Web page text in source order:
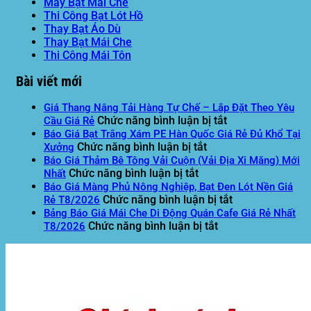
Thi Công Bạt Lót Hồ
Thay Bạt Áo Dù
Thay Bạt Mái Che
Thi Công Mái Tôn
Bài viết mới
Giá Thang Nâng Tải Hàng Tự Chế – Lắp Đặt Theo Yêu
Cầu Giá Rẻ Chức năng bình luận bị tắtở
Giá
Nâng
Hàng
Tự
Chế
Báo Giá Bạt Trắng Xám PE Hàn Quốc Giá Rẻ Đủ Khổ Tại
Xưởng Chức năng bình luận bị tắtở
Báo
Bạt
Trắng
Xám
PE
Báo Giá Thảm Bê Tông Vải Cuộn (Vải Địa Xi Măng) Mới
Nhất Chức năng bình luận bị tắtở
Báo
Giá
Thảm
Bê
Báo Giá Màng Phủ Nông Nghiệp, Bạt Đen Lót Nền Giá
Rẻ T8/2026 Chức năng bình luận bị tắtở
Báo
Bảng Báo Giá Mái Che Di Động Quán Cafe Giá Rẻ Nhất
T8/2026 Chức năng bình luận bị tắtở